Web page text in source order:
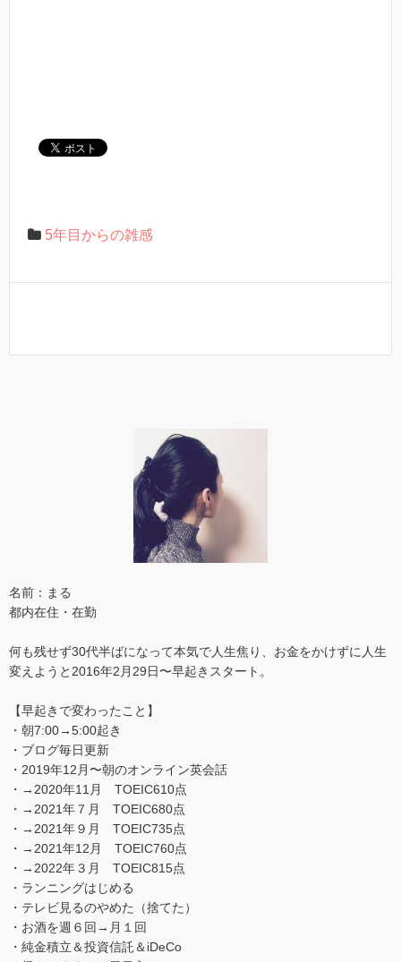
5年目からの雑感
名前：まる
都内在住・在勤
何も残せず30代半ばになって本気で人生焦り、お金をかけずに人生
変えようと2016年2月29日〜早起きスタート。
【早起きで変わったこと】
・朝7:00→5:00起き
・ブログ毎日更新
・2019年12月〜朝のオンライン英会話
・→2020年11月 TOEIC610点
・→2021年７月 TOEIC680点
・→2021年９月 TOEIC735点
・→2021年12月 TOEIC760点
・→2022年３月 TOEIC815点
・ランニングはじめる
・テレビ見るのやめた（捨てた）
・お酒を週６回→月１回
・純金積立＆投資信託＆iDeCo